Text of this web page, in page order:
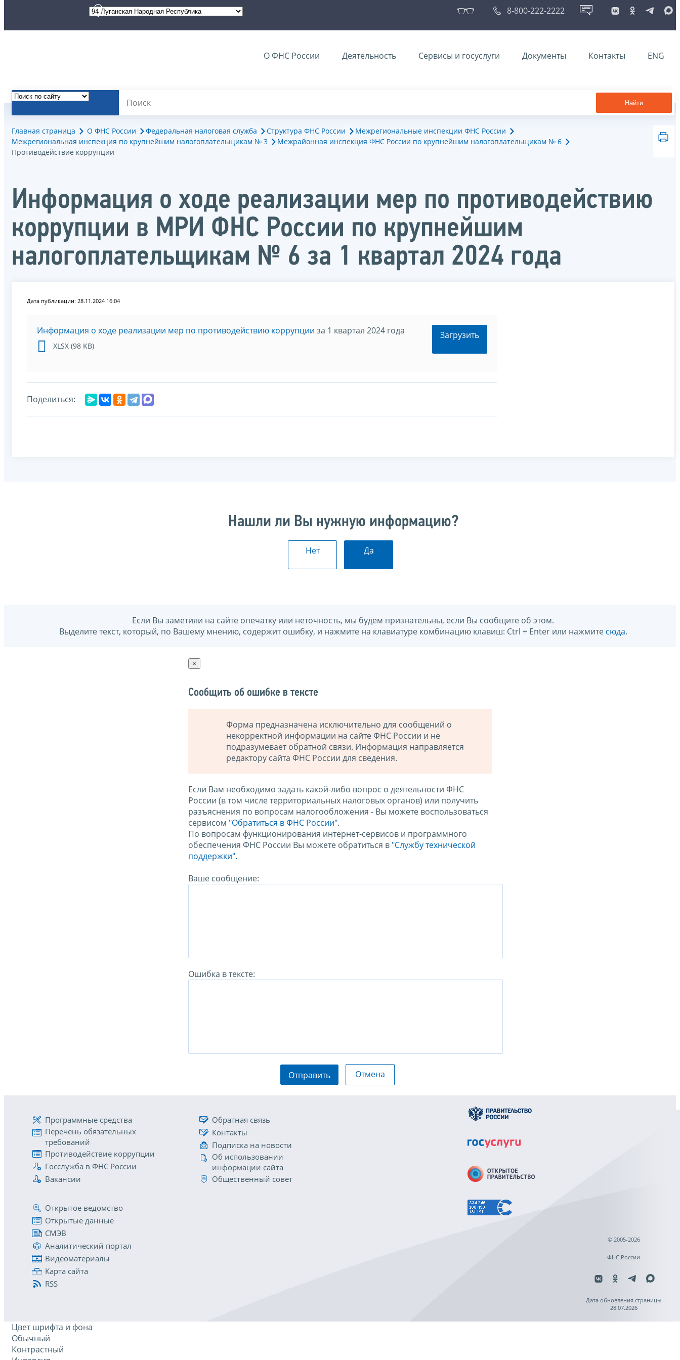
8-800-222-2222
О ФНС России Деятельность Сервисы и госуслуги Документы Контакты ENG
Найти
Главная страница О ФНС России Федеральная налоговая служба Структура ФНС России
Межрегиональные инспекции ФНС России
Межрегиональная инспекция по крупнейшим налогоплательщикам № 3
Межрайонная инспекция ФНС России по крупнейшим налогоплательщикам № 6
Противодействие коррупции
Информация о ходе реализации мер по противодействию
коррупции в МРИ ФНС России по крупнейшим
налогоплательщикам № 6 за 1 квартал 2024 года
Дата публикации: 28.11.2024 16:04
Информация о ходе реализации мер по противодействию коррупции за 1 квартал 2024 года
XLSX (98 KB)
Загрузить
Поделиться:
Нашли ли Вы нужную информацию?
Нет Да
Если Вы заметили на сайте опечатку или неточность, мы будем признательны, если Вы сообщите об этом.
Выделите текст, который, по Вашему мнению, содержит ошибку, и нажмите на клавиатуре комбинацию клавиш: Ctrl + Enter или нажмите сюда.
×
Сообщить об ошибке в тексте
Форма предназначена исключительно для сообщений о
некорректной информации на сайте ФНС России и не
подразумевает обратной связи. Информация направляется
редактору сайта ФНС России для сведения.
Если Вам необходимо задать какой-либо вопрос о деятельности ФНС
России (в том числе территориальных налоговых органов) или получить
разъяснения по вопросам налогообложения - Вы можете воспользоваться
сервисом "Обратиться в ФНС России".
По вопросам функционирования интернет-сервисов и программного
обеспечения ФНС России Вы можете обратиться в "Службу технической
поддержки".
Ваше сообщение:
Ошибка в тексте:
Отправить Отмена
Программные средства
Перечень обязательных
требований
Противодействие коррупции
Госслужба в ФНС России
Вакансии
Обратная связь
Контакты
Подписка на новости
Об использовании
информации сайта
Общественный совет
Открытое ведомство
Открытые данные
СМЭВ
Аналитический портал
Видеоматериалы
Карта сайта
RSS
© 2005-2026
ФНС России
Дата обновления страницы
28.07.2026
Цвет шрифта и фона
Обычный
Контрастный